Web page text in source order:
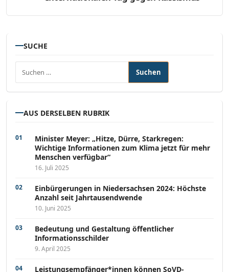
SUCHE
AUS DERSELBEN RUBRIK
Minister Meyer: „Hitze, Dürre, Starkregen:
Wichtige Informationen zum Klima jetzt für mehr
Menschen verfügbar“
16. Juli 2025
Einbürgerungen in Niedersachsen 2024: Höchste
Anzahl seit Jahrtausendwende
10. Juni 2025
Bedeutung und Gestaltung öffentlicher
Informationsschilder
9. April 2025
Leistungsempfänger*innen können SoVD-